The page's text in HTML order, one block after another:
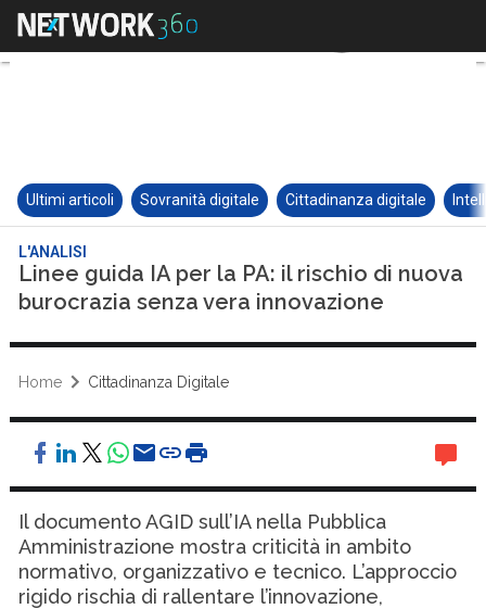
Ultimi articoli Sovranità digitale Cittadinanza digitale
L'ANALISI
Linee guida IA per la PA: il rischio di nuova
burocrazia senza vera innovazione
Home Cittadinanza Digitale
Il documento AGID sull’IA nella Pubblica
Amministrazione mostra criticità in ambito
normativo, organizzativo e tecnico. L’approccio
rigido rischia di rallentare l’innovazione,